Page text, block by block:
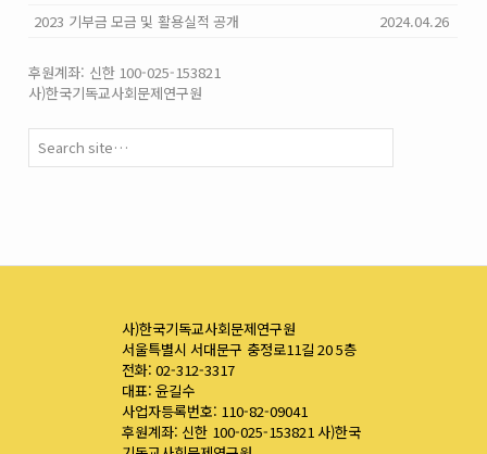
2023 기부금 모금 및 활용실적 공개
2024.04.26
후원계좌: 신한 100-025-153821
사)한국기독교사회문제연구원
사)한국기독교사회문제연구원
서울특별시 서대문구 충정로11길 20 5층
전화: 02-312-3317
대표: 윤길수
사업자등록번호: 110-82-09041
후원계좌: 신한 100-025-153821 사)한국